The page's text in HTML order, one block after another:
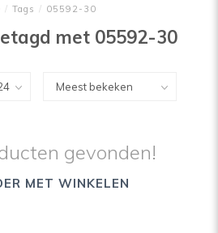
/ Tags / 05592-30
met 05592-30
gevonden!
MET WINKELEN